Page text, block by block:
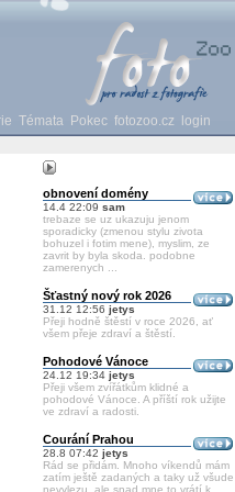
Témata Pokec fotozoo.cz login
obnovení domény
14.4 22:09 sam
trebaze se uz ukazuju jenom
sporadicky (zmenou stylu zivota
bohuzel i fotim mene), myslim, ze
zavrit by byla skoda. podobne
zamerenych ...
Šťastný nový rok 2026
31.12 12:56 jetys
Přeji hodně štěstí v roce 2026, ať
všem přeje zdraví a štěstí.
Pohodové Vánoce
24.12 19:34 jetys
Přeji všem zvířátkům klidné a
pohodové Vánoce. A příští rok užijte
ve zdraví a radosti.
Courání Prahou
28.8 07:42 jetys
Rád se přidám. Mnoho víkendů mám
zatím ještě zadaných a taky už všude
nevylezu, ale snad mne to vrátí k ...